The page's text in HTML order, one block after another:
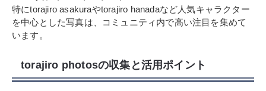
特にtorajiro asakuraやtorajiro hanadaなど人気キャラクター
を中心とした写真は、コミュニティ内で高い注目を集めて
います。
torajiro photosの収集と活用ポイント